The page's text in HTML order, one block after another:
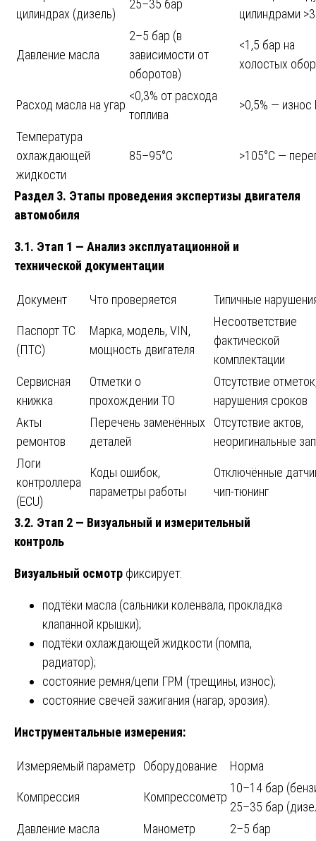
цилиндрах (дизель)
25–35 бар
цилиндрами
Давление масла
2–5 бар (в
зависимости от
оборотов)
<1,5 бар на
холостых
Расход масла на угар
<0,3% от расхода
топлива
>0,5% —
Температура
охлаждающей
жидкости
85–95°C >105°C —
Раздел 3. Этапы проведения экспертизы двигателя
автомобиля
3.1. Этап 1 — Анализ эксплуатационной и
технической документации
Документ Что проверяется Типичные
Паспорт ТС
(ПТС)
Марка, модель, VIN,
мощность двигателя
Несоответствие
фактической
комплектации
Сервисная
книжка
Отметки о
прохождении ТО
Отсутствие
нарушения сроков
Акты
ремонтов
Перечень заменённых
деталей
Отсутствие актов,
неоригинальные
Логи
контроллера
(ECU)
Коды ошибок,
параметры работы
Отключённые
чип-тюнинг
3.2. Этап 2 — Визуальный и измерительный
контроль
Визуальный осмотр фиксирует:
подтёки масла (сальники коленвала, прокладка
клапанной крышки);
подтёки охлаждающей жидкости (помпа,
радиатор);
состояние ремня/цепи ГРМ (трещины, износ);
состояние свечей зажигания (нагар, эрозия).
Инструментальные измерения:
Измеряемый параметр Оборудование Норма
Компрессия Компрессометр
10–14 бар
25–35 бар
Давление масла
Манометр
2–5 бар